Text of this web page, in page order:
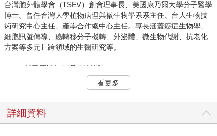
台灣胞外體學會（TSEV）創會理事長、美國康乃爾大學分子醫學
博士。曾任台灣大學植物病理與微生物學系系主任、台大生物技
術研究中心主任、產學合作總中心主任。專長涵蓋癌症生物學、
細胞訊號傳導、癌轉移分子機轉、外泌體、微生物代謝、抗老化
方案等多元且跨領域的生醫研究等。
Q：一般民眾該如何理解外泌體？
A：囊泡，它裡面可裝載特定的活性生物分子在組織內和各種體液
來傳遞，並受到很好的保護。更特別的是，它的膜上具有受體，
以「定點投遞」。我常用一個簡單的比喻， 外泌體就像是細胞之
看更多
詳細資料